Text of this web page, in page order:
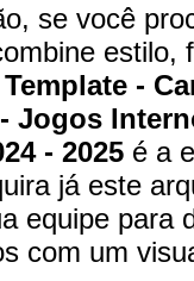
se você
estilo,
Template -
Jogos
- 2025 é a
já este
equipe para
com um